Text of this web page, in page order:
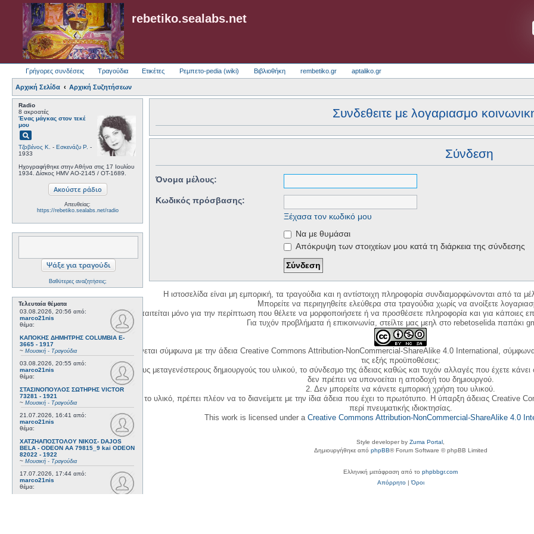
rebetiko.sealabs.net
Γρήγορες συνδέσεις Τραγούδια Ετικέτες Ρεμπετο-pedia (wiki) Βιβλιοθήκη rembetiko.gr aptaliko.gr
Αρχική Σελίδα Αρχική Συζητήσεων
Radio
8 ακροατές
Ένας μάγκας στον τεκέ
μου
pageview
Τζοβένος Κ. - Εσκενάζυ Ρ. -
1933
Ηχογραφήθηκε στην Αθήνα στις 17 Ιουλίου
1934. Δίσκος HMV AO-2145 / OT-1689.
Απευθείας:
https://rebetiko.sealabs.net/radio
Βαθύτερες αναζητήσεις;
Τελευταία θέματα
03.08.2026, 20:56 από:
marco21nis
θέμα:
ΚΑΠΟΚΗΣ ΔΗΜΗΤΡΗΣ COLUMBIA E-
3665 - 1917
~ Μουσική - Τραγούδια
03.08.2026, 20:55 από:
marco21nis
θέμα:
ΣΤΑΣΙΝΟΠΟΥΛΟΣ ΣΩΤΗΡΗΣ VICTOR
73281 - 1921
~ Μουσική - Τραγούδια
21.07.2026, 16:41 από:
marco21nis
θέμα:
ΧΑΤΖΗΑΠΟΣΤΟΛΟΥ ΝΙΚΟΣ- DAJOS
BELA - ODEON AA 79815_9 kai ODEON
82022 - 1922
~ Μουσική - Τραγούδια
17.07.2026, 17:44 από:
marco21nis
θέμα:
Συνδεθειτε με λογαριασμο
Σύνδεση
Όνομα μέλους:
Κωδικός πρόσβασης:
Ξέχασα τον κωδικό μου
Να με θυμάσαι
Απόκρυψη των στοιχείων μου κατά τη διάρκεια της σύνδεσης
Η ιστοσελίδα είναι μη εμπορική, τα τραγούδια και η αντίστοιχη πληροφορία συνδιαμορφώνονται από τα
Μπορείτε να περιηγηθείτε ελεύθερα στα τραγούδια χωρίς να ανοίξετε
Η δημιουργία λογαριασμού απαιτείται μόνο για την περίπτωση που θέλετε να μορφοποιήσετε ή να προσθέσετε πληροφορία και για κάποιες
Για τυχόν προβλήματα ή επικοινωνία, στείλτε μας μεηλ στο rebetoselida παπάκι
Η χρήση του υλικού της σελίδας γίνεται σύμφωνα με την άδεια Creative Commons Attribution-NonCommercial-ShareAlike 4.0 International, σύμφωνα
τις εξής προϋποθέσεις:
1. Να αναφέρετε τον αρχικό και τους μεταγενέστερους δημιουργούς του υλικού, το σύνδεσμο της άδειας καθώς και τυχόν αλλαγές που έχετε
δεν πρέπει να υπονοείται η αποδοχή του δημιουργού.
2. Δεν μπορείτε να κάνετε εμπορική χρήση του υλικού.
3. Αν διασκευάσετε με κάθε τρόπο το υλικό, πρέπει πλέον να το διανείμετε με την ίδια άδεια που έχει το πρωτότυπο. Η ύπαρξη άδειας Creative
περί πνευματικής ιδιοκτησίας.
This work is licensed under a Creative Commons Attribution-NonCommercial-ShareAlike 4.0
Style developer by Zuma Portal
Δημιουργήθηκε από phpBB® Forum Software © phpBB Limited
Ελληνική μετάφραση από το phpbbgr.com
Απόρρητο|Όροι